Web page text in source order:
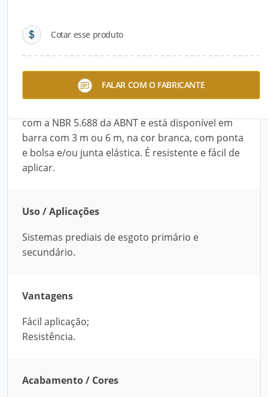
Cotar esse produto
FALAR COM O FABRICANTE
Descrição do Produto
O Tubo PVC Esgoto Branco , da Majestic, é
indicado para sistemas prediais de esgoto
com a NBR 5.688 da ABNT e está disponível em
barra com 3 m ou 6 m, na cor branca, com ponta
e bolsa e/ou junta elástica. É resistente e fácil de
aplicar.
Uso / Aplicações
Sistemas prediais de esgoto primário e
secundário.
Vantagens
Fácil aplicação;
Resistência.
Acabamento / Cores